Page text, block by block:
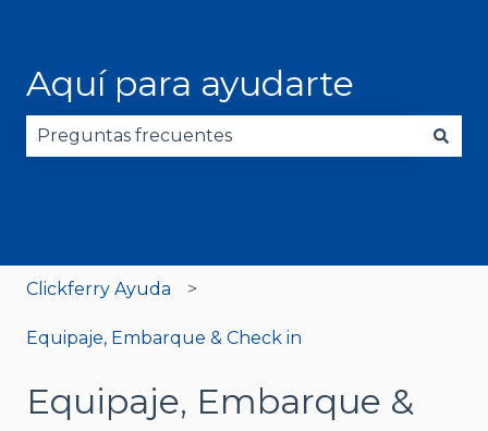
Aquí para ayudarte
Clickferry Ayuda
Equipaje, Embarque & Check in
Equipaje, Embarque &